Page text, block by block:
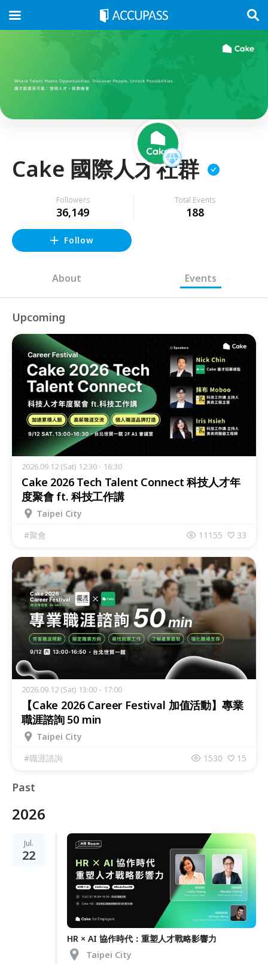
Cake 國際人才社群
Followers
36,149
Total Events
188
Follow
About Events
Upcoming
2026.09.12 (Sat) 12:30 - 16:30
Cake 2026 Tech Talent Connect 科技人才年
度聚會 ft. 科技工作講
Taipei City
#聚會 11155 33
2026.09.12 (Sat) 13:00 - 17:00
【Cake 2026 Career Festival 加值活動】專業
職涯諮詢 50 min
Taipei City
#職涯諮詢 1530 15
Past
2026
Jul.
22
HR × AI 協作時代：重塑人才戰略影響力
Taipei City